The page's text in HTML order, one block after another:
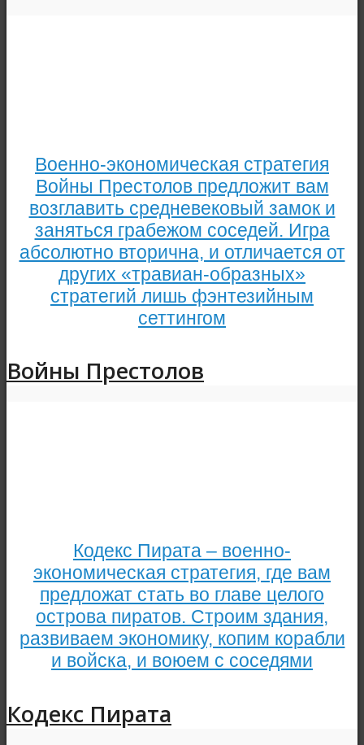
Военно-экономическая стратегия
Войны Престолов предложит вам
возглавить средневековый замок и
заняться грабежом соседей. Игра
абсолютно вторична, и отличается от
других «травиан-образных»
стратегий лишь фэнтезийным
сеттингом
Войны Престолов
Кодекс Пирата – военно-
экономическая стратегия, где вам
предложат стать во главе целого
острова пиратов. Строим здания,
развиваем экономику, копим корабли
и войска, и воюем с соседями
Кодекс Пирата